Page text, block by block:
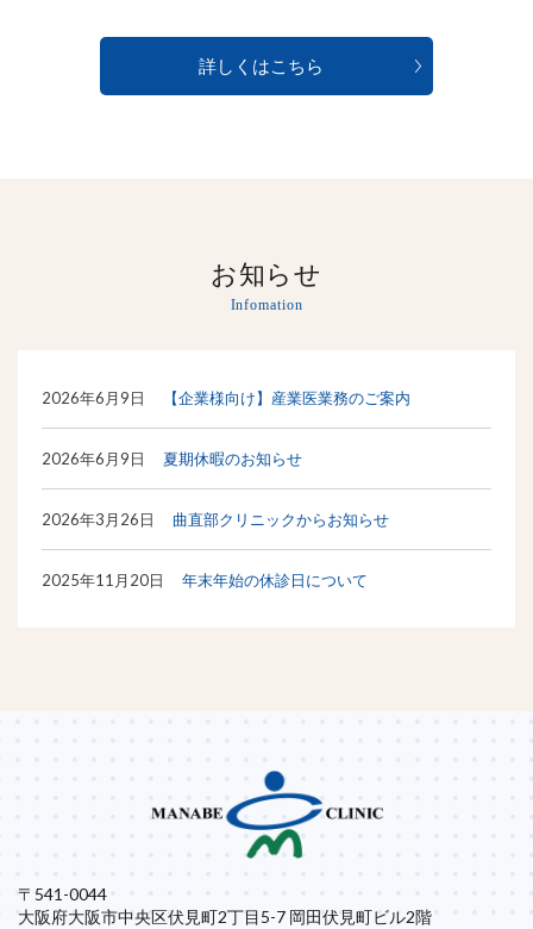
詳しくはこちら
お知らせ
Infomation
2026年6月9日 【企業様向け】産業医業務のご案内
2026年6月9日 夏期休暇のお知らせ
2026年3月26日 曲直部クリニックからお知らせ
2025年11月20日 年末年始の休診日について
〒541-0044
大阪府大阪市中央区伏見町2丁目5-7 岡田伏見町ビル2階